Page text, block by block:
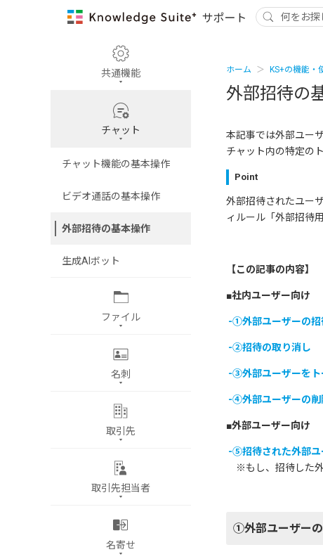
共通機能
チャット
チャット機能の基本操作
ビデオ通話の基本操作
外部招待の基本操作
生成AIボット
ファイル
名刺
取引先
取引先担当者
名寄せ
ホーム KS+の機能・
外部招待の
本記事では外部ユー
チャット内の特定の
Point
外部招待されたユー
ィルール「外部招待
【この記事の内容】
■社内ユーザー向け
-①外部ユーザーの招
-②招待の取り消し
-③外部ユーザーをト
-④外部ユーザーの削
■外部ユーザー向け
-⑤招待された外部ユ
※もし、招待した外
①外部ユーザー